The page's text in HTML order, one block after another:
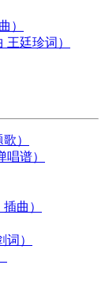
）
廷珍词）
）
谱）
曲）
）